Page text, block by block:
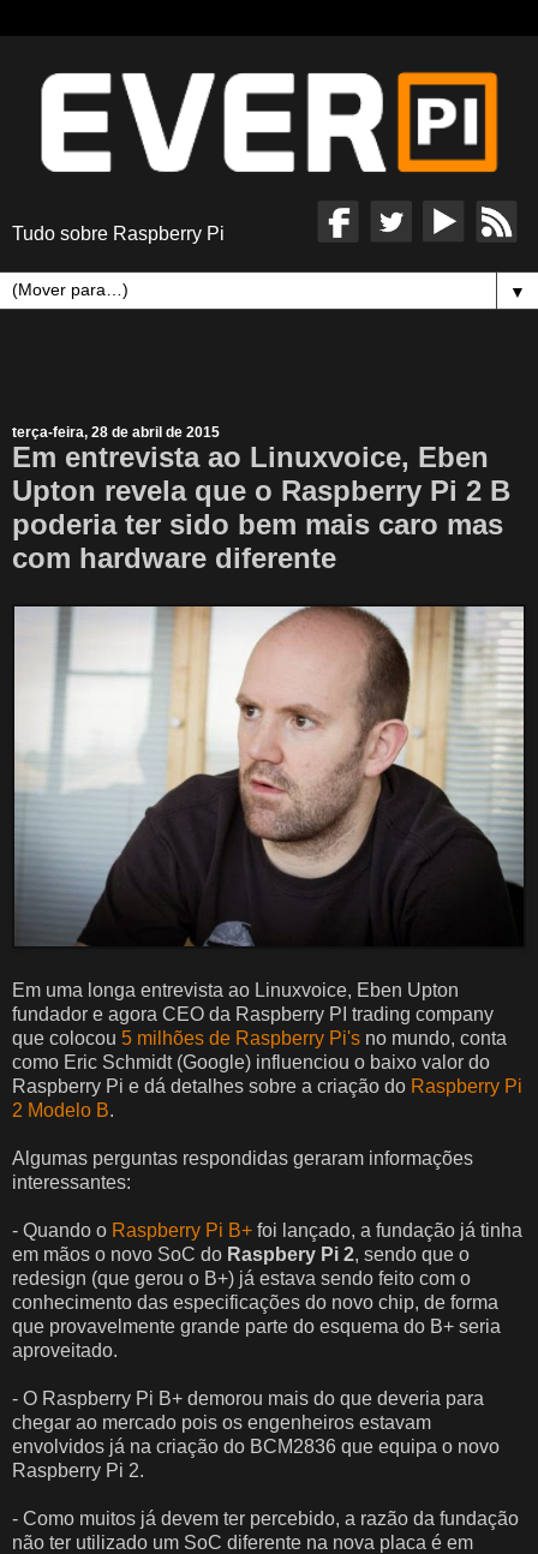
Tudo sobre Raspberry Pi
▼
terça-feira, 28 de abril de 2015
Em entrevista ao Linuxvoice, Eben
Upton revela que o Raspberry Pi 2 B
poderia ter sido bem mais caro mas
com hardware diferente
Em uma longa entrevista ao Linuxvoice, Eben Upton
fundador e agora CEO da Raspberry PI trading company
que colocou 5 milhões de Raspberry Pi's no mundo, conta
como Eric Schmidt (Google) influenciou o baixo valor do
Raspberry Pi e dá detalhes sobre a criação do Raspberry Pi
2 Modelo B.
Algumas perguntas respondidas geraram informações
interessantes:
- Quando o Raspberry Pi B+ foi lançado, a fundação já tinha
em mãos o novo SoC do Raspbery Pi 2, sendo que o
redesign (que gerou o B+) já estava sendo feito com o
conhecimento das especificações do novo chip, de forma
que provavelmente grande parte do esquema do B+ seria
aproveitado.
- O Raspberry Pi B+ demorou mais do que deveria para
chegar ao mercado pois os engenheiros estavam
envolvidos já na criação do BCM2836 que equipa o novo
Raspberry Pi 2.
- Como muitos já devem ter percebido, a razão da fundação
não ter utilizado um SoC diferente na nova placa é em